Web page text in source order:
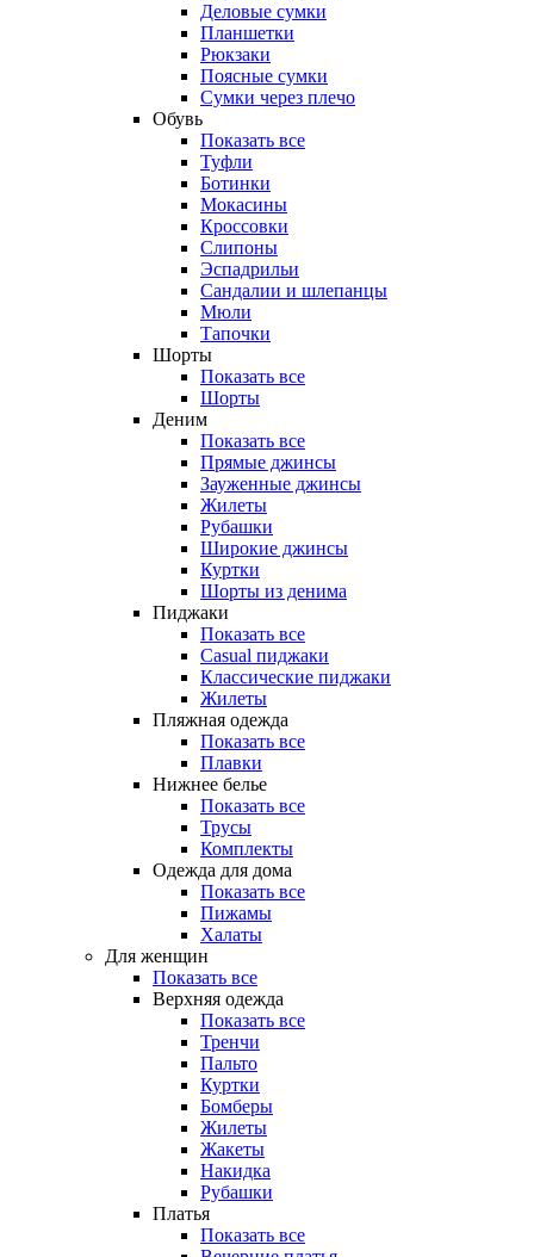
Деловые сумки
Планшетки
Рюкзаки
Поясные сумки
Сумки через плечо
Обувь
Показать все
Туфли
Ботинки
Мокасины
Кроссовки
Слипоны
Эспадрильи
Сандалии и шлепанцы
Мюли
Тапочки
Шорты
Показать все
Шорты
Деним
Показать все
Прямые джинсы
Зауженные джинсы
Жилеты
Рубашки
Широкие джинсы
Куртки
Шорты из денима
Пиджаки
Показать все
Casual пиджаки
Классические пиджаки
Жилеты
Пляжная одежда
Показать все
Плавки
Нижнее белье
Показать все
Трусы
Комплекты
Одежда для дома
Показать все
Пижамы
Халаты
Для женщин
Показать все
Верхняя одежда
Показать все
Тренчи
Пальто
Куртки
Бомберы
Жилеты
Жакеты
Накидка
Рубашки
Платья
Показать все